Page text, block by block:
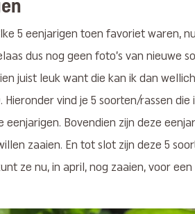
5 eenjarigen toen favoriet waren,
dus nog geen foto’s van nieuwe
juist leuk want die kan ik dan
vind je 5 soorten/rassen die
Bovendien zijn deze
zaaien. En tot slot zijn deze 5
ze nu, in april, nog zaaien, voor